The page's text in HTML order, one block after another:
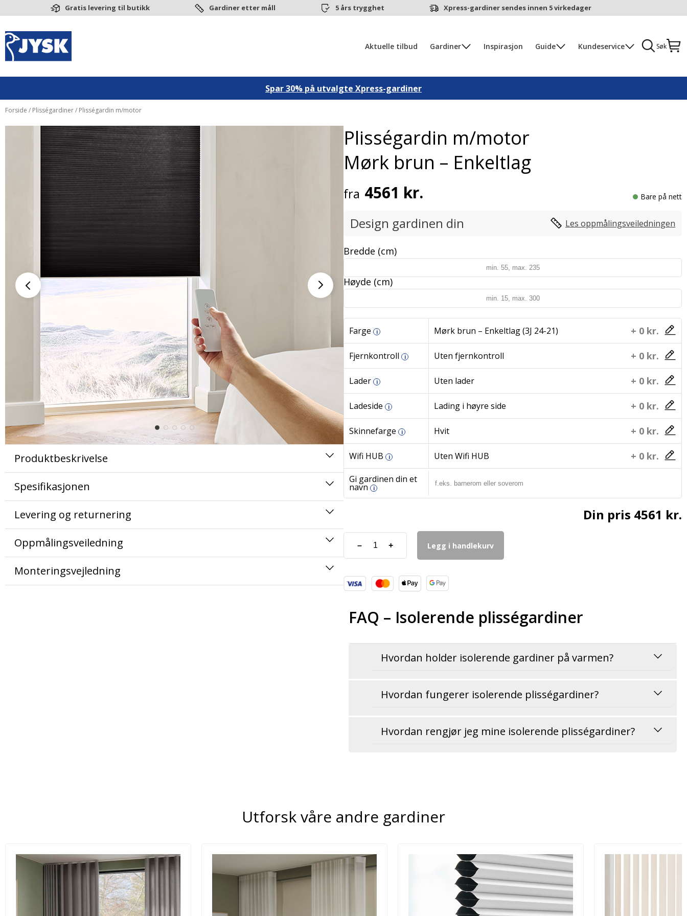
Gratis levering til butikk Gardiner etter måll 5 års trygghet Xpress-gardiner sendes innen 5 virkedager
Søk
Aktuelle tilbud Gardiner Inspirasjon Guide Kundeservice
Spar 30% på utvalgte Xpress-gardiner
Forside / Plisségardiner/ Plisségardin m/motor
Produktbeskrivelse
Spesifikasjonen
Levering og returnering
Oppmålingsveiledning
Monteringsvejledning
Plisségardin m/motor
Mørk brun – Enkeltlag
fra 4561 kr. Bare på nett
Design gardinen din Les oppmålingsveiledningen
Bredde (cm)
Høyde (cm)
Farge i Mørk brun – Enkeltlag (3J 24-21) + 0 kr.
Fjernkontroll i Uten fjernkontroll + 0 kr.
Lader i Uten lader + 0 kr.
Ladeside i Lading i høyre side + 0 kr.
Skinnefarge i Hvit + 0 kr.
Wifi HUB i Uten Wifi HUB + 0 kr.
Gi gardinen din et
navn i
Din pris 4561 kr.
– + Legg i handlekurv
FAQ – Isolerende plisségardiner
Hvordan holder isolerende gardiner på varmen?
Hvordan fungerer isolerende plisségardiner?
Hvordan rengjør jeg mine isolerende plisségardiner?
Utforsk våre andre gardiner